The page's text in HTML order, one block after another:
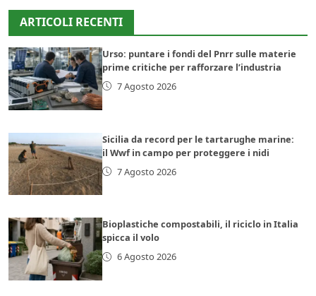
ARTICOLI RECENTI
Urso: puntare i fondi del Pnrr sulle materie
prime critiche per rafforzare l’industria
7 Agosto 2026
Sicilia da record per le tartarughe marine:
il Wwf in campo per proteggere i nidi
7 Agosto 2026
Bioplastiche compostabili, il riciclo in Italia
spicca il volo
6 Agosto 2026